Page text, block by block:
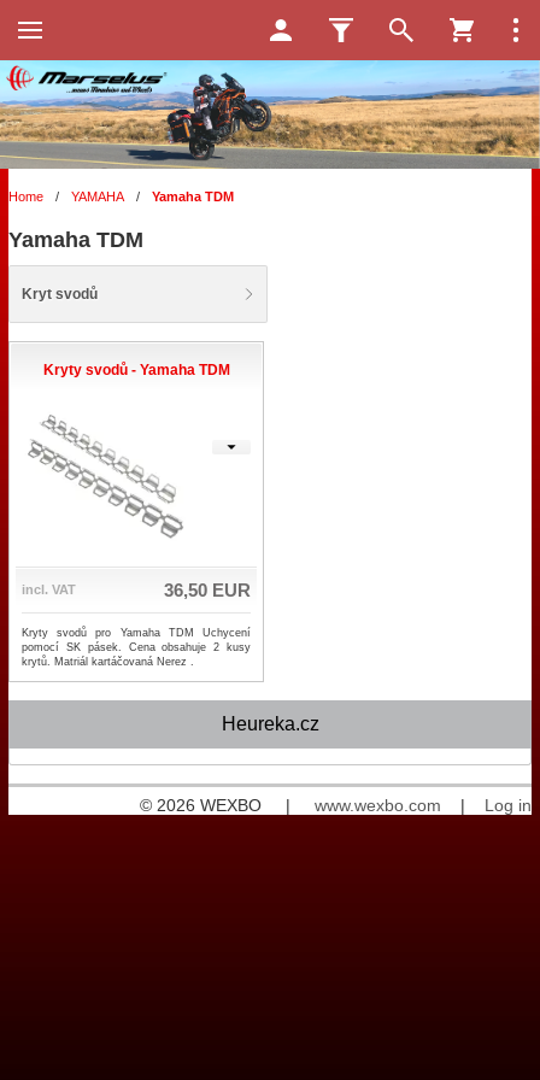
Heureka.cz
Home / YAMAHA / Yamaha TDM
Yamaha TDM
Kryt svodů
Kryty svodů - Yamaha TDM
incl. VAT 36,50 EUR
Kryty svodů pro Yamaha TDM Uchycení
pomocí SK pásek. Cena obsahuje 2 kusy
krytů. Matriál kartáčovaná Nerez .
© 2026 WEXBO | www.wexbo.com | Log in